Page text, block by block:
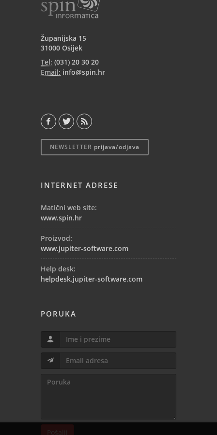
Županijska 15
31000 Osijek
Tel: (031) 20 30 20
Email: info@spin.hr
NEWSLETTER prijava/odjava
INTERNET ADRESE
Matični web site:
www.spin.hr
Proizvod:
www.jupiter-software.com
Help desk:
helpdesk.jupiter-software.com
PORUKA
Pošalji